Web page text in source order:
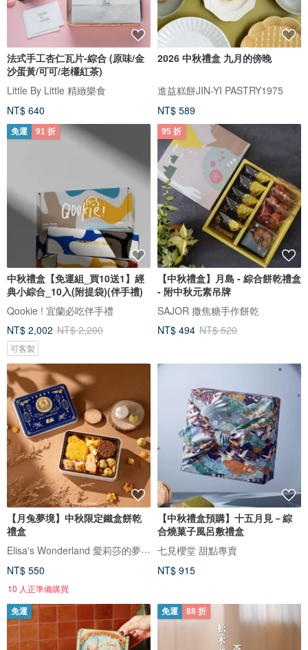
法式手工杏仁瓦片-綜合 (原味/金
沙蛋黃/可可/老欉紅茶)
Little By Little 精緻樂食
NT$ 640
2026 中秋禮盒 九月的傍晚
進益糕餅JIN-YI PASTRY1975
NT$ 589
免運 91 折
中秋禮盒【免運組_買10送1】經
典小綜合_10入(附提袋)(伴手禮)
Qookie ! 宜蘭必吃伴手禮
NT$ 2,002 NT$ 2,200
可客製
95 折
【中秋禮盒】月島 - 綜合餅乾禮盒
- 附中秋元素吊牌
SAJOR 撒焦糖手作餅乾
NT$ 494 NT$ 520
【月兔夢境】中秋限定鐵盒餅乾
禮盒
Elisa's Wonderland 愛莉莎的夢遊仙境
NT$ 550
10 人正準備購買
【中秋禮盒預購】十五月見－綜
合燒菓子風呂敷禮盒
七見櫻堂 甜點專賣
NT$ 915
免運 免運 88 折